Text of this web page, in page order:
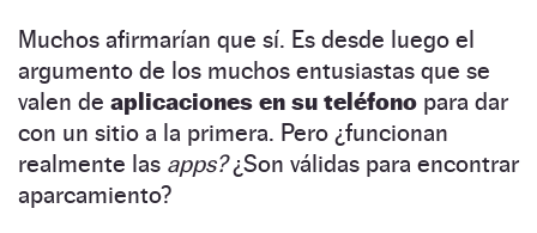
Muchos afirmarían que sí. Es desde luego el
argumento de los muchos entusiastas que se
valen de aplicaciones en su teléfono para dar
con un sitio a la primera. Pero ¿funcionan
realmente las apps?¿Son válidas para encontrar
aparcamiento?